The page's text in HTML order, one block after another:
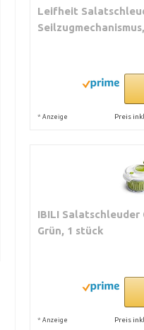
Leifheit
* Anzeige Preis
IBILI Salatschleuder
Grün, 1 stück
* Anzeige Preis